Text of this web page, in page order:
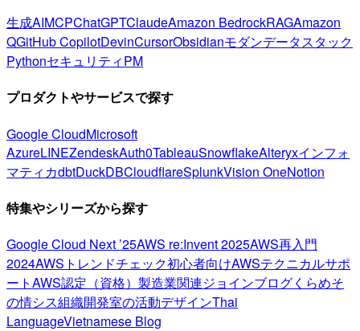
生成AIMCPChatGPTClaudeAmazon BedrockRAGAmazon
QGitHub CopilotDevinCursorObsidianモダンデータスタック
PythonセキュリティPM
プロダクトやサービスで探す
Google CloudMicrosoft
AzureLINEZendeskAuth0TableauSnowflakeAlteryxインフォ
マティカdbtDuckDBCloudflareSplunkVision OneNotion
特集やシリーズから探す
Google Cloud Next ’25AWS re:Invent 2025AWS再入門
2024AWSトレンドチェック初心者向けAWSテクニカルサポ
ートAWS認定（資格） 製造業関連ジョインブログくらめそ
の情シス組織開発室の活動デザインThai
LanguageVietnamese Blog